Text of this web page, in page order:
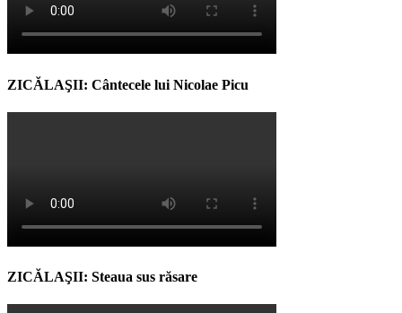
ZICĂLAŞII: Cântecele lui Nicolae Picu
ZICĂLAŞII: Steaua sus răsare